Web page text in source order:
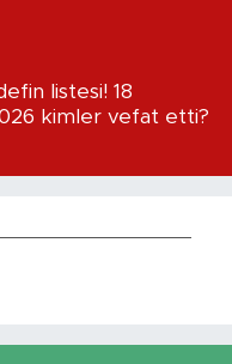
listesi! 18
kimler vefat etti?